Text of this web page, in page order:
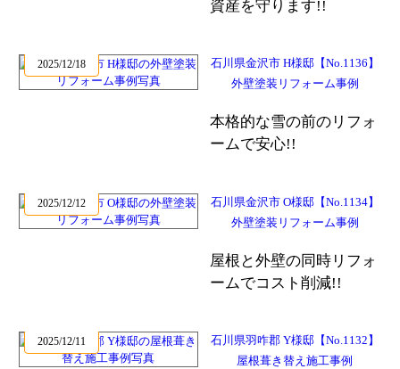
資産を守ります!!
2025/12/18
石川県金沢市 H様邸【No.1136】
外壁塗装リフォーム事例
本格的な雪の前のリフォ
ームで安心!!
2025/12/12
石川県金沢市 O様邸【No.1134】
外壁塗装リフォーム事例
屋根と外壁の同時リフォ
ームでコスト削減!!
2025/12/11
石川県羽咋郡 Y様邸【No.1132】
屋根葺き替え施工事例